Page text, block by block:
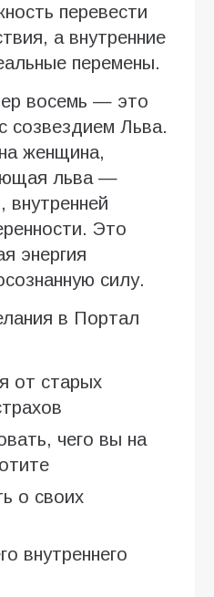
перевести
а внутренние
перемены.
восемь — это
созвездием Льва.
женщина,
льва —
внутренней
Это
энергия
силу.
в Портал
от старых
чего вы на
о своих
внутреннего